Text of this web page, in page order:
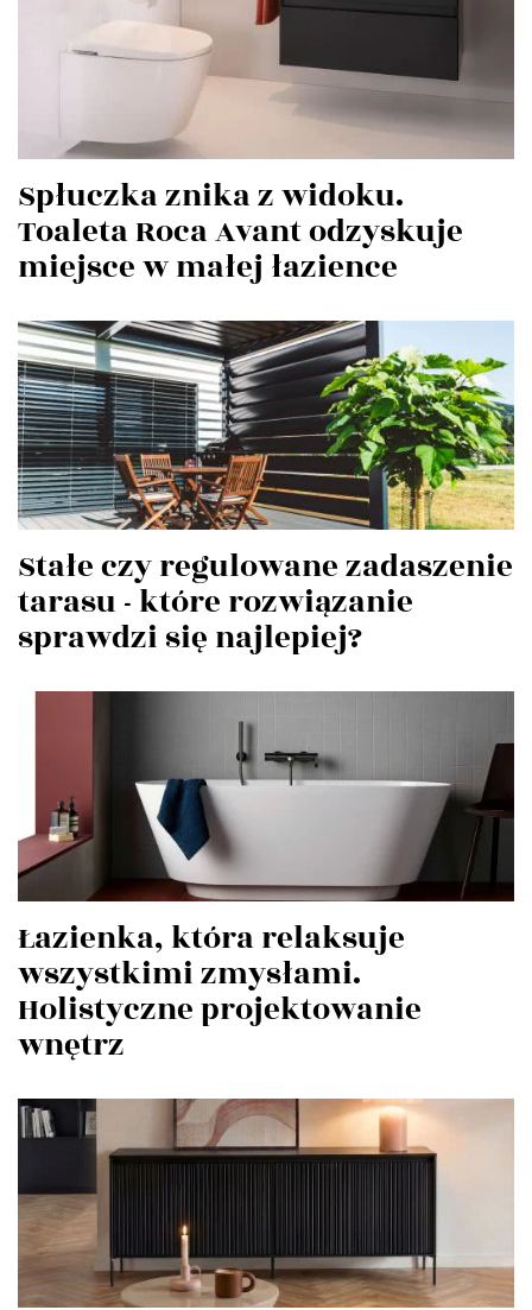
Spłuczka znika z widoku.
Toaleta Roca Avant odzyskuje
miejsce w małej łazience
Stałe czy regulowane zadaszenie
tarasu - które rozwiązanie
sprawdzi się najlepiej?
Łazienka, która relaksuje
wszystkimi zmysłami.
Holistyczne projektowanie
wnętrz